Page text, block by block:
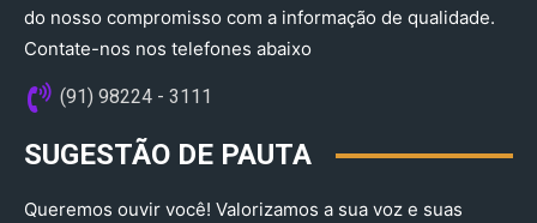
do nosso compromisso com a informação de qualidade.
Contate-nos nos telefones abaixo
(91) 98224 - 3111
SUGESTÃO DE PAUTA
Queremos ouvir você! Valorizamos a sua voz e suas